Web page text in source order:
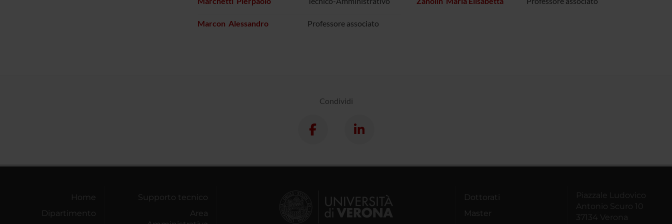
Marcon Alessandro Professore associato
Condividi
Home
Dipartimento
Supporto tecnico
Area
Dottorati
Master
Piazzale Ludovico
Antonio Scuro 10
37134 Verona